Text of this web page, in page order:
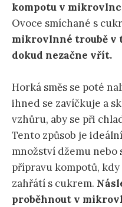
kompotu v
Ovoce smíchané s
mikrovlnné troubě v
dokud nezačne vřít.
Horká směs se poté
ihned se zavíčkuje a
vzhůru, aby se při
Tento způsob je
množství džemu
přípravu kompotů,
zahřátí s cukrem.
proběhnout v